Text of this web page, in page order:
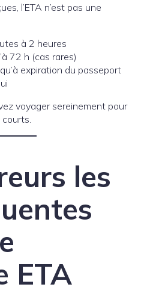
l’ETA n’est pas une
à 2 heures
72 h (cas rares)
expiration du passeport
voyager sereinement pour
les
ETA